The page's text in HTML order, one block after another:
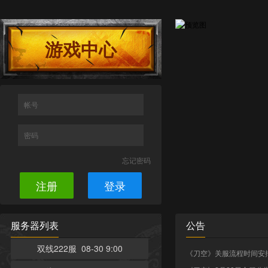
游戏中心
帐号
密码
忘记密码
注册 登录
服务器列表
双线222服 08-30 9:00
公告
《刀空》关服流程时间安